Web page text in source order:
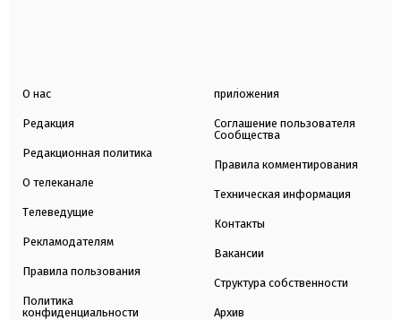
О нас
Редакция
Редакционная политика
О телеканале
Телеведущие
Рекламодателям
Правила пользования
Политика
конфиденциальности
приложения
Соглашение пользователя
Сообщества
Правила комментирования
Техническая информация
Контакты
Вакансии
Структура собственности
Архив